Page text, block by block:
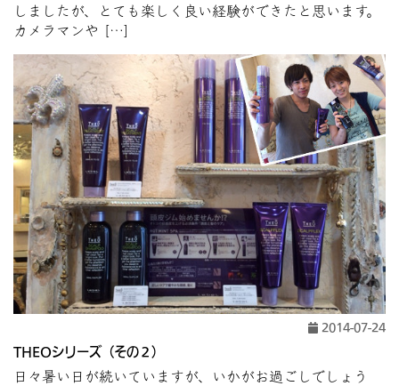
しましたが、とても楽しく良い経験ができたと思います。
カメラマンや […]
2014-07-24
THEOシリーズ（その２）
日々暑い日が続いていますが、いかがお過ごしでしょう